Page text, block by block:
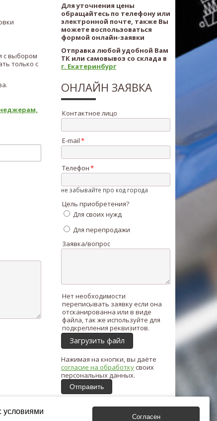
с выбором
только с
Для уточнения цены
обращайтесь по телефону или
электронной почте, также Вы
можете воспользоваться
формой онлайн-заявки
Отправка любой удобной Вам
ТК или самовывоз со склада в
г. Екатеринбург
ОНЛАЙН ЗАЯВКА
Контактное лицо
E-mail
Телефон
не забывайте про код города
Цель приобретения?
Для своих нужд
Для перепродажи
Заявка/вопрос
Нет необходимости
переписывать заявку если она
отсканированна или в виде
файла, так же используйте для
подкрепления реквизитов.
Загрузить файл
Нажимая на кнопки, вы даёте
согласие на обработкусвоих
персональных данных.
Отправить
условиями
Согласен